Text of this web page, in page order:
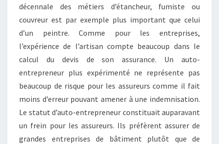
décennale des métiers d’étancheur, fumiste ou
couvreur est par exemple plus important que celui
d’un peintre. Comme pour les entreprises,
l’expérience de l’artisan compte beaucoup dans le
calcul du devis de son assurance. Un auto-
entrepreneur plus expérimenté ne représente pas
beaucoup de risque pour les assureurs comme il fait
moins d’erreur pouvant amener à une indemnisation.
Le statut d’auto-entrepreneur constituait auparavant
un frein pour les assureurs. Ils préfèrent assurer de
grandes entreprises de bâtiment plutôt que de